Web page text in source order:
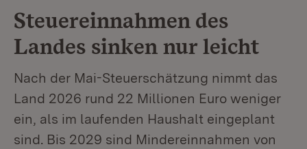
Steuereinnahmen des
Landes sinken nur leicht
Nach der Mai-Steuerschätzung nimmt das
Land 2026 rund 22 Millionen Euro weniger
ein, als im laufenden Haushalt eingeplant
sind. Bis 2029 sind Mindereinnahmen von